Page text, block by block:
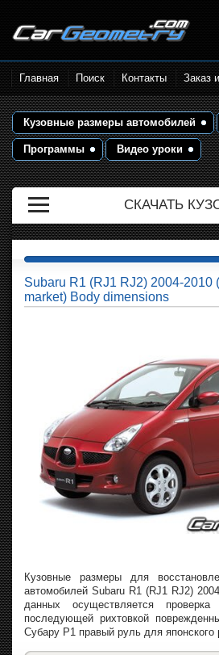
Размеры кузова автомобилей.
Контрольные точки и кузовные
размеры. Геометрия кузова
Главная Поиск Контакты Заказ
Кузовные размеры автомобилей
Программы Видео уроки
СКАЧАТЬ
Subaru R1 (RJ1 RJ2) 2004-2010
market) Body dimensions
Кузовные размеры для
автомобилей Subaru R1 (RJ1 RJ2)
данных осуществляется
последующей рихтовкой
Субару Р1 правый руль для японского